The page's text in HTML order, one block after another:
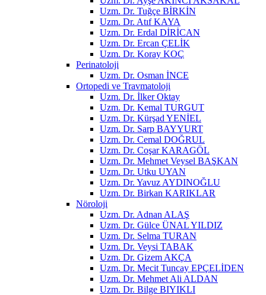
Uzm. Dr. Tuğçe BİRKİN
Uzm. Dr. Atıf KAYA
Uzm. Dr. Erdal DİRİCAN
Uzm. Dr. Ercan ÇELİK
Uzm. Dr. Koray KOÇ
Perinatoloji
Uzm. Dr. Osman İNCE
Ortopedi ve Travmatoloji
Uzm. Dr. İlker Oktay
Uzm. Dr. Kemal TURGUT
Uzm. Dr. Kürşad YENİEL
Uzm. Dr. Sarp BAYYURT
Uzm. Dr. Cemal DOĞRUL
Uzm. Dr. Coşar KARAGÖL
Uzm. Dr. Mehmet Veysel BAŞKAN
Uzm. Dr. Utku UYAN
Uzm. Dr. Yavuz AYDINOĞLU
Uzm. Dr. Birkan KARIKLAR
Nöroloji
Uzm. Dr. Adnan ALAŞ
Uzm. Dr. Gülce ÜNAL YILDIZ
Uzm. Dr. Selma TURAN
Uzm. Dr. Veysi TABAK
Uzm. Dr. Gizem AKÇA
Uzm. Dr. Mecit Tuncay EPÇELİDEN
Uzm. Dr. Mehmet Ali ALDAN
Uzm. Dr. Bilge BIYIKLI